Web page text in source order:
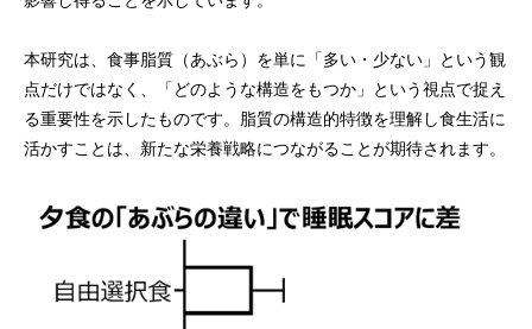
本研究は、食事脂質（あぶら）を単に「多い・少ない」という観
点だけではなく、「どのような構造をもつか」という視点で捉え
る重要性を示したものです。脂質の構造的特徴を理解し食生活に
活かすことは、新たな栄養戦略につながることが期待されます。